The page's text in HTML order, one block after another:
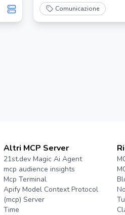
Comunicazione
Altri MCP Server
21st.dev Magic Ai Agent
mcp audience insights
Mcp Terminal
Apify Model Context Protocol
(mcp) Server
Time